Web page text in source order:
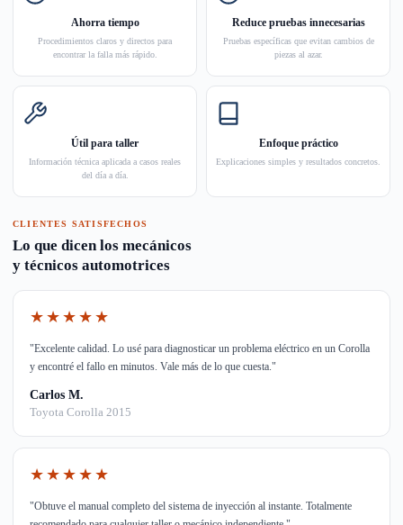
Ahorra tiempo
Procedimientos claros y directos para
encontrar la falla más rápido.
Reduce pruebas innecesarias
Pruebas específicas que evitan cambios de
piezas al azar.
Útil para taller
Información técnica aplicada a casos reales
del día a día.
Enfoque práctico
Explicaciones simples y resultados concretos.
CLIENTES SATISFECHOS
Lo que dicen los mecánicos
y técnicos automotrices
★★★★★
"Excelente calidad. Lo usé para diagnosticar un problema eléctrico en un Corolla
y encontré el fallo en minutos. Vale más de lo que cuesta."
Carlos M.
Toyota Corolla 2015
★★★★★
"Obtuve el manual completo del sistema de inyección al instante. Totalmente